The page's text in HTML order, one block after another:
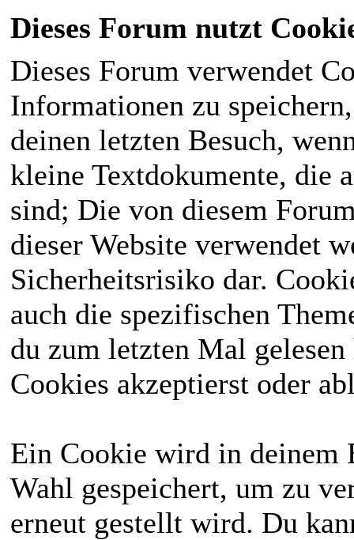
Dieses Forum nutzt
Dieses Forum verwendet
Informationen zu
deinen letzten Besuch,
kleine Textdokumente, die
sind; Die von diesem
dieser Website verwendet
Sicherheitsrisiko dar.
auch die spezifischen
du zum letzten Mal
Cookies akzeptierst oder
Ein Cookie wird in deinem
Wahl gespeichert, um zu
erneut gestellt wird. Du